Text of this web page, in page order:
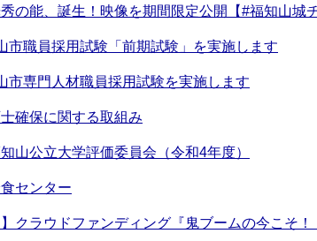
の能、誕生！映像を期間限定公開【#福知山城
市職員採用試験「前期試験」を実施します
市専門人材職員採用試験を実施します
確保に関する取組み
山公立大学評価委員会（令和4年度）
センター
】クラウドファンディング『鬼ブームの今こそ